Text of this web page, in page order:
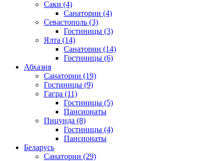
Саки (4)
Санатории (4)
Севастополь (3)
Гостиницы (3)
Ялта (14)
Санатории (14)
Гостиницы (6)
Абхазия
Санатории (19)
Гостиницы (9)
Гагра (11)
Гостиницы (5)
Пансионаты
Пицунда (8)
Гостиницы (4)
Пансионаты
Беларусь
Санатории (29)